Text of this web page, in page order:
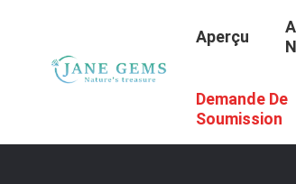
Aperçu
Demande De
Soumission
Perles De Pierres
Fabrication De Bijoux Bricolage